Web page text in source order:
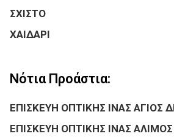
ΣΧΙΣΤΟ
ΧΑΙΔΑΡΙ
Νότια Προάστια:
ΕΠΙΣΚΕΥΗ ΟΠΤΙΚΗΣ ΙΝΑΣ ΑΓΙΟΣ
ΕΠΙΣΚΕΥΗ ΟΠΤΙΚΗΣ ΙΝΑΣ ΑΛΙΜΟΣ